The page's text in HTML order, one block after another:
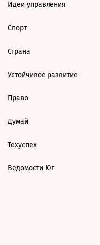
Идеи управления
Спорт
Страна
Устойчивое развитие
Право
Думай
Техуспех
Ведомости Юг